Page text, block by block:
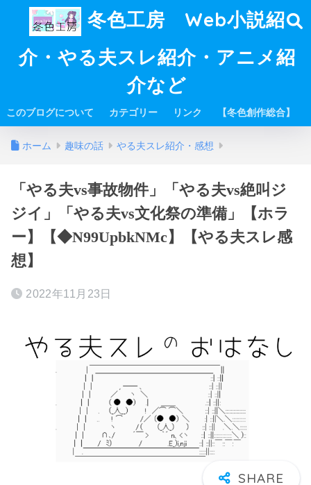
冬色工房 Web小説紹
介・やる夫スレ紹介・アニメ紹
介など
このブログについて カテゴリー リンク 【冬色創作総合】
ホーム 趣味の話 やる夫スレ紹介・感想
「やる夫vs事故物件」「やる夫vs絶叫ジ
ジイ」「やる夫vs文化祭の準備」【ホラ
ー】【◆N99UpbkNMc】【やる夫スレ感
想】
2022年11月23日